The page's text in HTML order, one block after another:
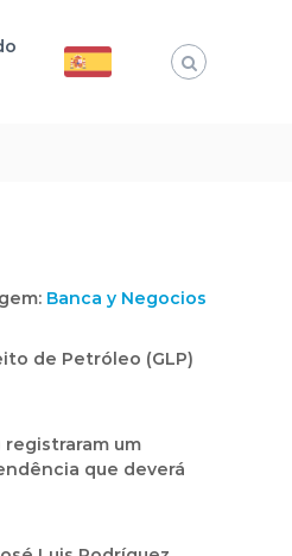
Banca y Negocios
de Petróleo (GLP)
registraram um
que deverá